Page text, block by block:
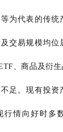
为代表的传统
交易规模均位
、商品及衍生
足。现有投资
行情向好时多